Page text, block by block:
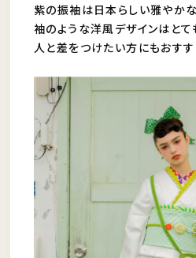
紫の振袖は日本らしい雅やか
袖のような洋風デザインはとて
人と差をつけたい方にもおすす